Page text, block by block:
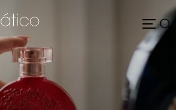
Pesquisar
por: